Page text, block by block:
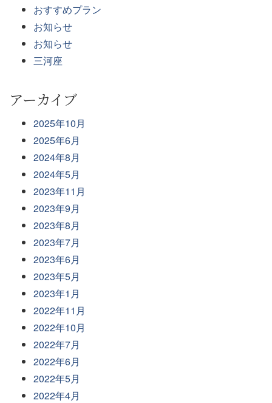
おすすめプラン
お知らせ
お知らせ
三河座
アーカイブ
2025年10月
2025年6月
2024年8月
2024年5月
2023年11月
2023年9月
2023年8月
2023年7月
2023年6月
2023年5月
2023年1月
2022年11月
2022年10月
2022年7月
2022年6月
2022年5月
2022年4月